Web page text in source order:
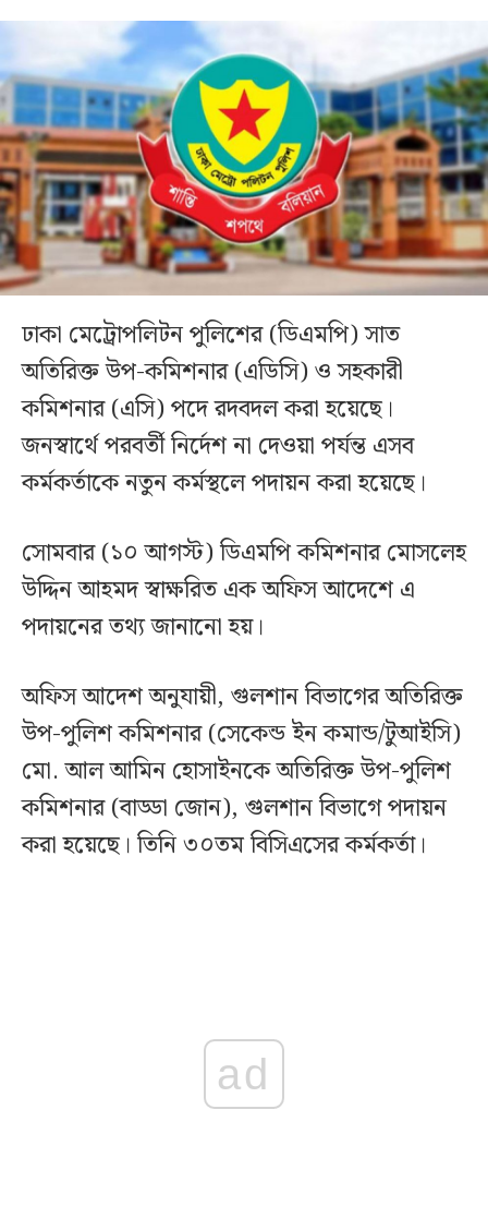
ঢাকা মেট্রোপলিটন পুলিশের (ডিএমপি) সাত
অতিরিক্ত উপ-কমিশনার (এডিসি) ও সহকারী
কমিশনার (এসি) পদে রদবদল করা হয়েছে।
জনস্বার্থে পরবর্তী নির্দেশ না দেওয়া পর্যন্ত এসব
কর্মকর্তাকে নতুন কর্মস্থলে পদায়ন করা হয়েছে।
সোমবার (১০ আগস্ট) ডিএমপি কমিশনার মোসলেহ
উদ্দিন আহমদ স্বাক্ষরিত এক অফিস আদেশে এ
পদায়নের তথ্য জানানো হয়।
অফিস আদেশ অনুযায়ী, গুলশান বিভাগের অতিরিক্ত
উপ-পুলিশ কমিশনার (সেকেন্ড ইন কমান্ড/টুআইসি)
মো. আল আমিন হোসাইনকে অতিরিক্ত উপ-পুলিশ
কমিশনার (বাড্ডা জোন), গুলশান বিভাগে পদায়ন
করা হয়েছে। তিনি ৩০তম বিসিএসের কর্মকর্তা।
ad